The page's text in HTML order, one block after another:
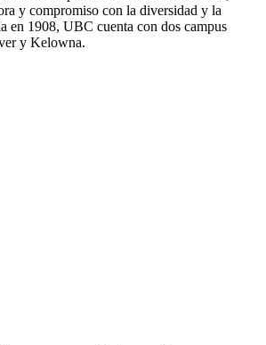
y compromiso con la diversidad y la
en 1908, UBC cuenta con dos campus
y Kelowna.